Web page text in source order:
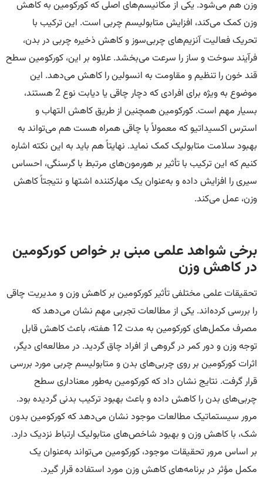
وزن هم می‌شود. یکی از مکانیسم‌های اصلی که کورکومین به کاهش
وزن کمک می‌کند، افزایش متابولیسم چربی است. این ترکیب با
تحریک فعالیت آنزیم‌های چربی‌سوز و کاهش ذخیره چربی در بدن،
فرآیند سوخت و ساز را سرعت می‌بخشد. علاوه بر این، کورکومین سطح
قند خون را تنظیم و مقاومت به انسولین را کاهش می‌دهد. این
موضوع به ویژه برای افرادی که دچار چاقی یا دیابت نوع 2 هستند،
بسیار مهم است. کورکومین همچنین از طریق کاهش التهاب و
استرس اکسیداتیو که معمولاً با چاقی همراه هست هم می‌تواند به
بهبود سلامت متابولیک کمک نماید. نهایتاً هم باید به این نکته اشاره
کنیم که این ترکیب با تأثیر بر هورمون‌های مرتبط با گرسنگی، احساس
سیری را افزایش داده و به‌عنوان یک مهارکننده اشتها و نتیجتاً کاهش
وزن، عمل می‌کند.
برخی شواهد علمی مبنی بر خواص کورکومین
در کاهش وزن
تحقیقات علمی مختلفی تأثیر کورکومین بر کاهش وزن و مدیریت چاقی
را بررسی کرده‌اند. یکی از مطالعات تجربی مهم نشان می‌دهد که
مصرف مکمل‌های کورکومین به مدت 12 هفته، باعث کاهش قابل
توجه وزن و دور کمر در گروهی از افراد چاق گردید. در مطالعه‌ای دیگر،
اثرات کورکومین بر روی چربی‌های بدن و متابولیسم چربی مورد بررسی
قرار گرفت. نتایج نشان داد که کورکومین به‌طور معناداری سطح
چربی‌های بدن را کاهش داده و باعث بهبود ترکیب بدنی گردیده بود.
مرور سیستماتیک مطالعات موجود نشان می‌دهد که کورکومین بدون
شک، با کاهش وزن و بهبود شاخص‌های متابولیک ارتباط نزدیک دارد.
بر اساس مرور تحقیقات موجود، کورکومین می‌تواند به‌عنوان یک
مکمل مؤثر در برنامه‌های کاهش وزن مورد استفاده قرار گیرد.